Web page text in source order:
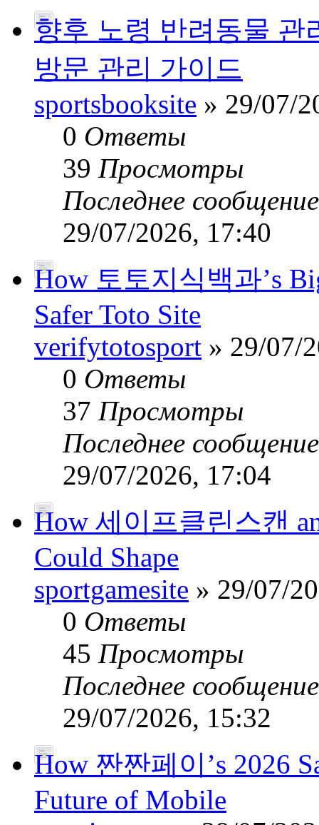
향후 노령 반려동물 관
방문 관리 가이드
sportsbooksite » 29/07/
0 Ответы
39 Просмотры
Последнее
29/07/2026, 17:40
How 토토지식백과’s
Safer Toto Site
verifytotosport » 29/07/
0 Ответы
37 Просмотры
Последнее
29/07/2026, 17:04
How 세이프클린스캔
Could Shape
sportgamesite » 29/07/
0 Ответы
45 Просмотры
Последнее
29/07/2026, 15:32
How 짠짠페이’s 2026
Future of Mobile